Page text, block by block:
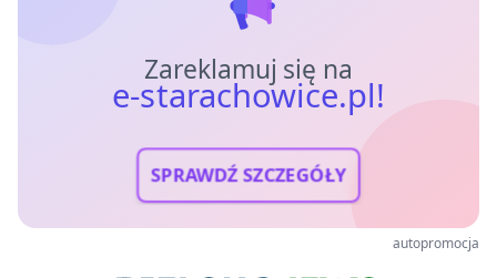
Zareklamuj się na
e-starachowice.pl!
SPRAWDŹ SZCZEGÓŁY
autopromocja